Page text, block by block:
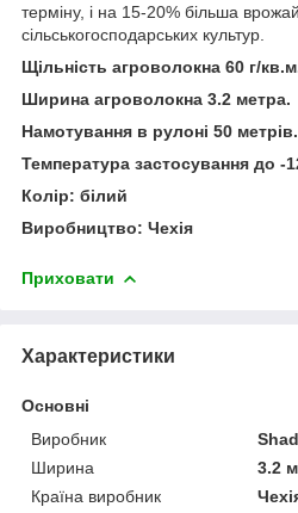
терміну, і на 15-20% більша
сільськогосподарських культур.
Щільність агроволокна 60 г/
Ширина агроволокна 3.2 метра.
Намотування в рулоні 50 метрів.
Температура застосування до -
Колір: білий
Виробництво: Чехія
Приховати
Характеристики
Основні
Виробник
Ширина
3.2 м
Країна виробник